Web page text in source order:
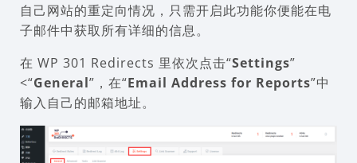
自己网站的重定向情况，只需开启此功能你便能在电
子邮件中获取所有详细的信息。
在 WP 301 Redirects 里依次点击“Settings”
<“General”，在“Email Address for Reports”中
输入自己的邮箱地址。